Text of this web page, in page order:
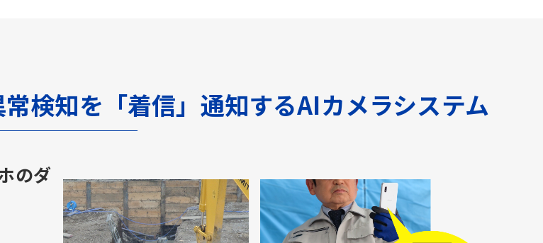
検知を「着信」通知するAIカメラシステム
のダ